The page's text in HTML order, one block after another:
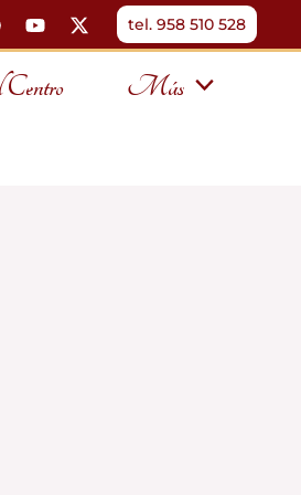
tel. 958 510 528
Más